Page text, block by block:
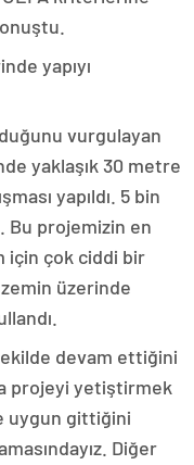
yapıyı
vurgulayan
yaklaşık 30 metre
yapıldı. 5 bin
Bu projemizin en
için çok ciddi bir
üzerinde
devam ettiğini
projeyi yetiştirmek
uygun gittiğini
Diğer